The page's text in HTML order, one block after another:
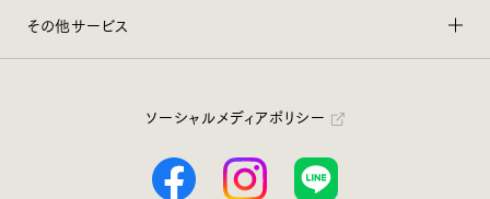
その他サービス
ソーシャルメディアポリシー